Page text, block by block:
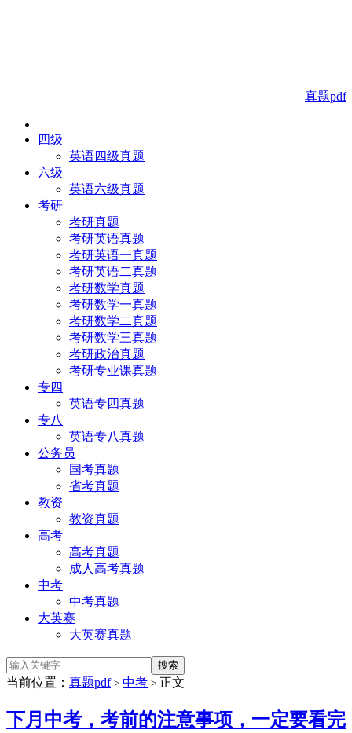
真题pdf
四级
英语四级真题
六级
英语六级真题
考研
考研真题
考研英语真题
考研英语一真题
考研英语二真题
考研数学真题
考研数学一真题
考研数学二真题
考研数学三真题
考研政治真题
考研专业课真题
专四
英语专四真题
专八
英语专八真题
公务员
国考真题
省考真题
教资
教资真题
高考
高考真题
成人高考真题
中考
中考真题
大英赛
大英赛真题
当前位置： 真题pdf > 中考 > 正文
下月中考，考前的注意事项，一定要看完